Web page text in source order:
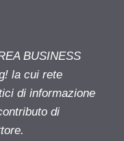
BUSINESS
la cui rete
di informazione
di